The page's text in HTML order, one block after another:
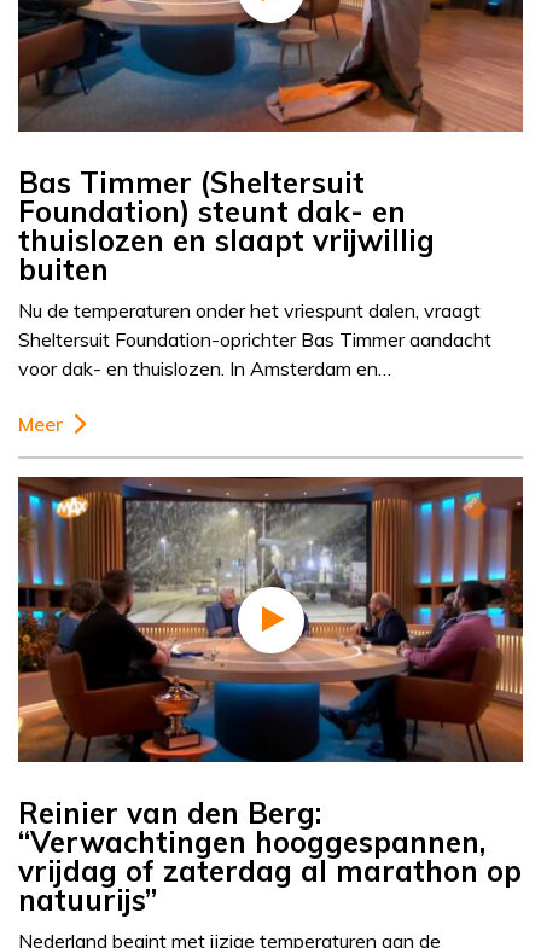
Bas Timmer (Sheltersuit
Foundation) steunt dak- en
thuislozen en slaapt vrijwillig
buiten
Nu de temperaturen onder het vriespunt dalen, vraagt
Sheltersuit Foundation-oprichter Bas Timmer aandacht
voor dak- en thuislozen. In Amsterdam en…
Meer
Reinier van den Berg:
“Verwachtingen hooggespannen,
vrijdag of zaterdag al marathon op
natuurijs”
Nederland begint met ijzige temperaturen aan de